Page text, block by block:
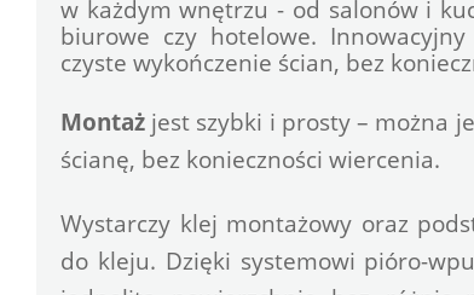
w każdym wnętrzu - od salonów i
biurowe czy hotelowe.
czyste wykończenie ścian, bez
Montaż jest szybki i prosty – można
ścianę, bez konieczności wiercenia.
Wystarczy klej montażowy oraz
do kleju. Dzięki systemowi pióro-